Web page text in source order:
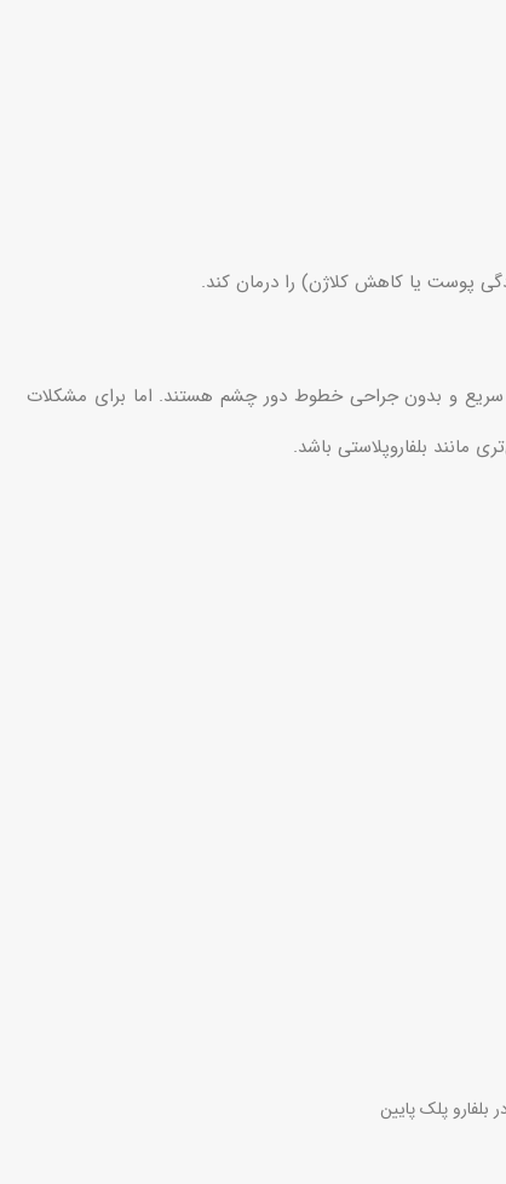
پوست یا کاهش کلاژن) را درمان کند.
سریع و بدون جراحی خطوط دور چشم هستند. اما برای مشکلات
بلفاروپلاستی باشد.
پلک پایین